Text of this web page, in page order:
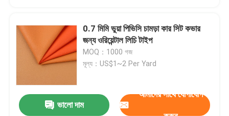
একটি বার্তা রেখে যান
আমরা শীঘ্রই আপনাকে আবার কল করব!
0.7 মিমি ভুয়া পিভিসি চামড়া কার সিট কভার
জন্য ওরিয়েন্টাল লিচি টাইপ
MOQ：1000 গজ
মূল্য：US$1~2 Per Yard
ভালো দাম
আমাদের সাথে যোগাযোগ